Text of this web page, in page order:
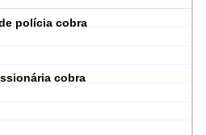
polícia cobra
cobra